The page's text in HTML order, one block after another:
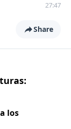
27:47
Share
los